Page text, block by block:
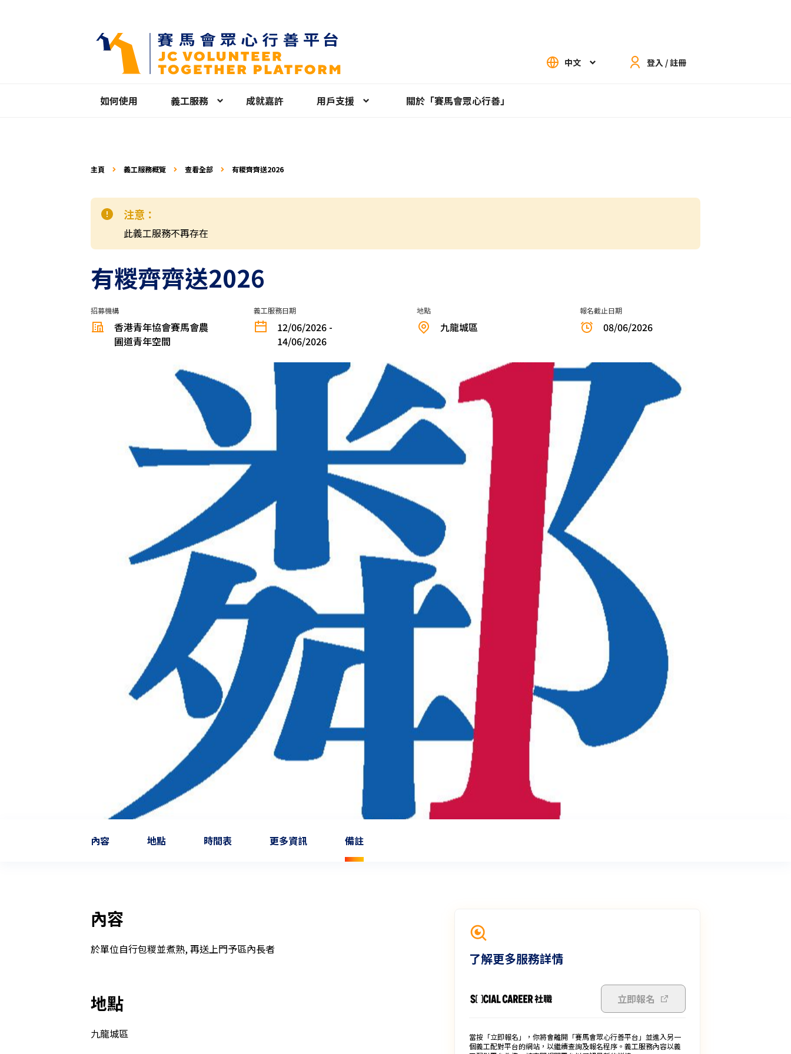
中文 登入 / 註冊
如何使用 義工服務 成就嘉許 用戶支援 關於「賽馬會眾心行善」
主頁 義工服務概覽 查看全部 有糉齊齊送2026
注意：
此義工服務不再存在
有糉齊齊送2026
招募機構
香港青年協會賽馬會農
圃道青年空間
義工服務日期
12/06/2026 -
14/06/2026
地點
九龍城區
報名截止日期
08/06/2026
內容 地點 時間表 更多資訊 備註
內容
於單位自行包糉並煮熟, 再送上門予區內長者
地點
九龍城區
了解更多服務詳情
立即報名
當按「立即報名」，你將會離開「賽馬會眾心行善平台」並進入另一
個義工配對平台的網站，以繼續查詢及報名程序。義工服務內容以義